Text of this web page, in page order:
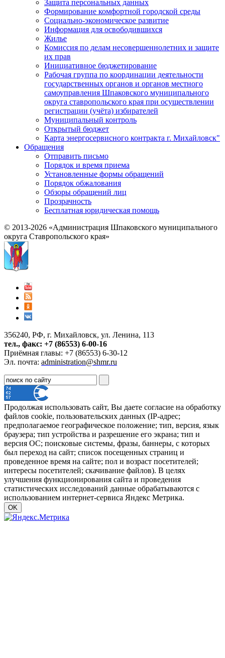
Защита персональных данных
Формирование комфортной городской среды
Социально-экономическое развитие
Информация для освободившихся
Жилье
Комиссия по делам несовершеннолетних и защите
их прав
Инициативное бюджетирование
Рабочая группа по координации деятельности
государственных органов и органов местного
самоуправления Шпаковского муниципального
округа ставропольского края при осуществлении
регистрации (учёта) избирателей
Муниципальный контроль
Открытый бюджет
Карта энергосервисного контракта г. Михайловск"
Обращения
Отправить письмо
Порядок и время приема
Установленные формы обращений
Порядок обжалования
Обзоры обращений лиц
Прозрачность
Бесплатная юридическая помощь
© 2013-2026 «Администрация Шпаковского муниципального
округа Ставропольского края»
356240, РФ, г. Михайловск, ул. Ленина, 113
тел., факс: +7 (86553) 6-00-16
Приёмная главы: +7 (86553) 6-30-12
Эл. почта: administration@shmr.ru
Продолжая использовать сайт, Вы даете согласие на обработку
файлов cookie, пользовательских данных (IP-адрес;
предполагаемое географическое положение; тип, версия, язык
браузера; тип устройства и разрешение его экрана; тип и
версия ОС; поисковые системы, фразы, баннеры, с которых
был переход на сайт; список посещенных страниц и
проведенное время на сайте; пол и возраст посетителей;
интересы посетителей; скачивание файлов). В целях
улучшения функционирования сайта и проведения
статистических исследований данные обрабатываются с
использованием интернет-сервиса Яндекс Метрика.
OK